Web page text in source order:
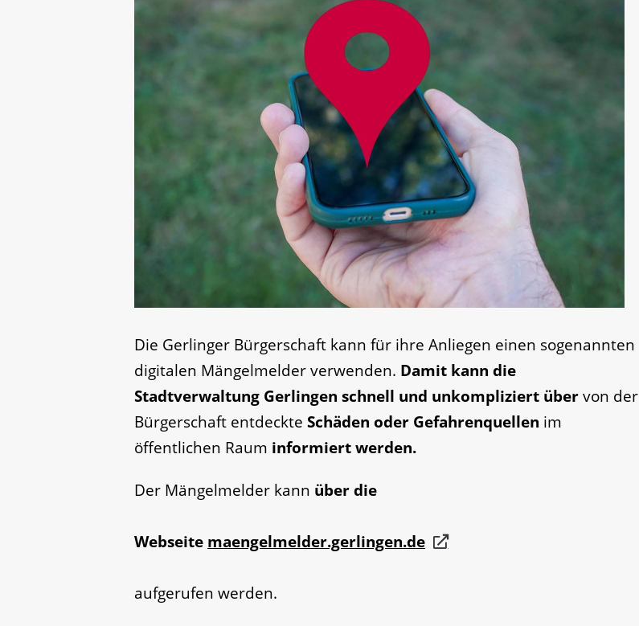
Die Gerlinger Bürgerschaft kann für ihre Anliegen einen sogenannten
digitalen Mängelmelder verwenden. Damit kann die
Stadtverwaltung Gerlingen schnell und unkompliziert übervon der
Bürgerschaft entdeckte Schäden oder Gefahrenquellen im
öffentlichen Raum informiert werden.
Der Mängelmelder kann über die
Webseite maengelmelder.gerlingen.de
aufgerufen werden.